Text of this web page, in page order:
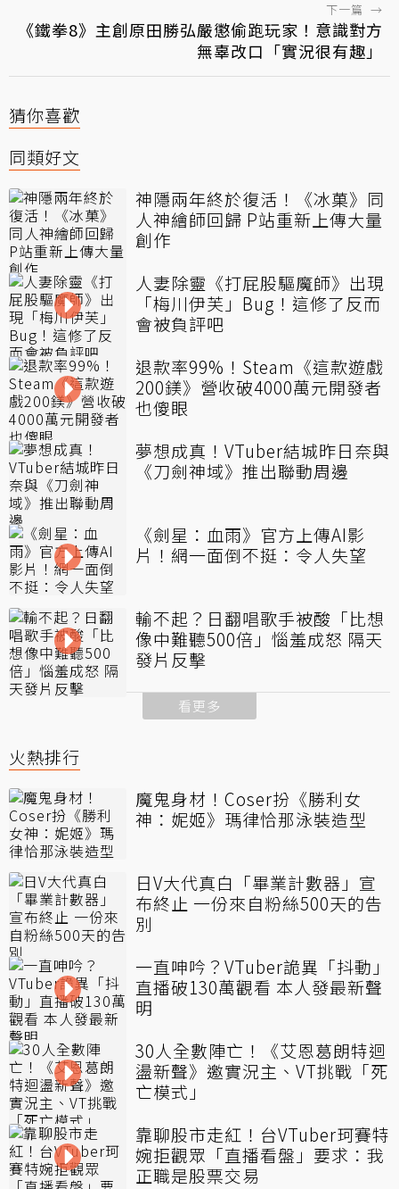
下一篇 →
《鐵拳8》主創原田勝弘嚴懲偷跑玩家！意識對方
無辜改口「實況很有趣」
猜你喜歡
同類好文
神隱兩年終於復活！《冰菓》同
人神繪師回歸 P站重新上傳大量
創作
人妻除靈《打屁股驅魔師》出現
「梅川伊芙」Bug！這修了反而
會被負評吧
退款率99%！Steam《這款遊戲
200鎂》營收破4000萬元開發者
也傻眼
夢想成真！VTuber結城昨日奈與
《刀劍神域》推出聯動周邊
《劍星：血雨》官方上傳AI影
片！網一面倒不挺：令人失望
輸不起？日翻唱歌手被酸「比想
像中難聽500倍」惱羞成怒 隔天
發片反擊
看更多
火熱排行
魔鬼身材！Coser扮《勝利女
神：妮姬》瑪律恰那泳裝造型
日V大代真白「畢業計數器」宣
布終止 一份來自粉絲500天的告
別
一直呻吟？VTuber詭異「抖動」
直播破130萬觀看 本人發最新聲
明
30人全數陣亡！《艾恩葛朗特迴
盪新聲》邀實況主、VT挑戰「死
亡模式」
靠聊股市走紅！台VTuber珂賽特
婉拒觀眾「直播看盤」要求：我
正職是股票交易